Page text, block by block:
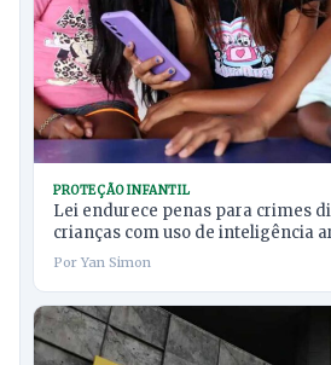
PROTEÇÃO INFANTIL
Lei endurece penas para crimes
crianças com uso de inteligência
Por Yan Simon